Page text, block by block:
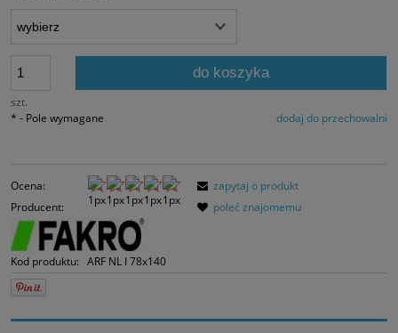
szt.
do koszyka
dodaj do przechowalni
* - Pole wymagane
Ocena:
Producent:
Kod produktu: ARF NL I 78x140
zapytaj o produkt
poleć znajomemu